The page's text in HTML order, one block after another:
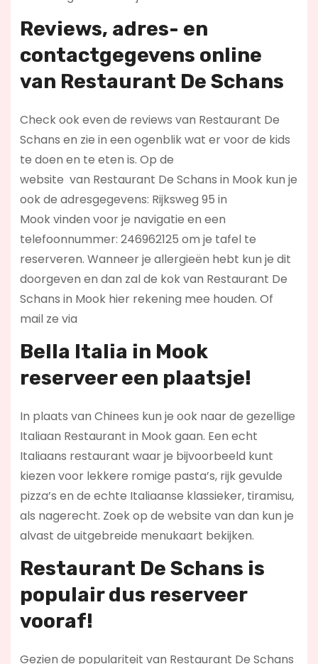
Reviews, adres- en
contactgegevens online
van Restaurant De Schans
Check ook even de reviews van Restaurant De
Schans en zie in een ogenblik wat er voor de kids
te doen en te eten is. Op de
website van Restaurant De Schans in Mook kun je
ook de adresgegevens: Rijksweg 95 in
Mook vinden voor je navigatie en een
telefoonnummer: 246962125 om je tafel te
reserveren. Wanneer je allergieën hebt kun je dit
doorgeven en dan zal de kok van Restaurant De
Schans in Mook hier rekening mee houden. Of
mail ze via
Bella Italia in Mook
reserveer een plaatsje!
In plaats van Chinees kun je ook naar de gezellige
Italiaan Restaurant in Mook gaan. Een echt
Italiaans restaurant waar je bijvoorbeeld kunt
kiezen voor lekkere romige pasta’s, rijk gevulde
pizza’s en de echte Italiaanse klassieker, tiramisu,
als nagerecht. Zoek op de website van dan kun je
alvast de uitgebreide menukaart bekijken.
Restaurant De Schans is
populair dus reserveer
vooraf!
Gezien de populariteit van Restaurant De Schans